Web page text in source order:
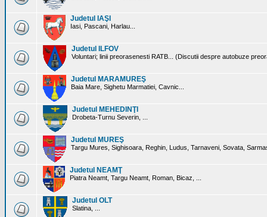
Judetul IAŞI
Iasi, Pascani, Harlau...
Judetul ILFOV
Voluntari; linii preorasenesti RATB... (Discutii despre autobuze
Judetul MARAMUREŞ
Baia Mare, Sighetu Marmatiei, Cavnic...
Judetul MEHEDINŢI
Drobeta-Turnu Severin, ...
Judetul MUREŞ
Targu Mures, Sighisoara, Reghin, Ludus, Tarnaveni, Sovata,
Judetul NEAMŢ
Piatra Neamt, Targu Neamt, Roman, Bicaz, ...
Judetul OLT
Slatina, ...